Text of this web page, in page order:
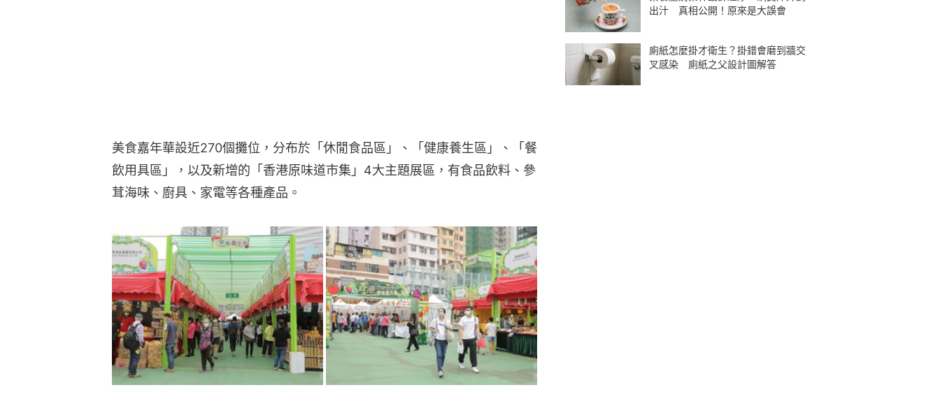
美食嘉年華設近270個攤位，分布於「休閒食品區」、「健康養生區」、「餐
飲用具區」，以及新增的「香港原味道市集」4大主題展區，有食品飲料、參
茸海味、廚具、家電等各種產品。
出汁 真相公開！原來是大誤會
廁紙怎麼掛才衛生？掛錯會磨到牆交
叉感染 廁紙之父設計圖解答